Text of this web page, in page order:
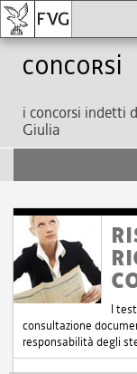
Concorsi
i concorsi indetti
Giulia
I
consultazione
responsabilità degli